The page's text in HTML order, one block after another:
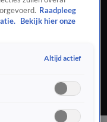
is in de nacht van
bij een ernstig
Raadpleeg
Bekijk hier onze
Altijd actief